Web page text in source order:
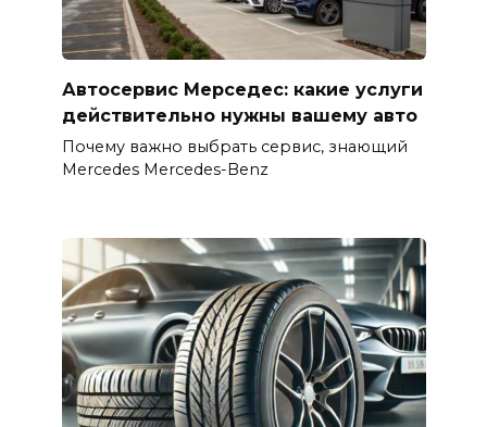
Автосервис Мерседес: какие услуги
действительно нужны вашему авто
Почему важно выбрать сервис, знающий
Mercedes Mercedes-Benz